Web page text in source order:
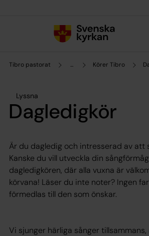
Tibro pastorat ... Körer Tibro
Lyssna
Dagledigkör
Är du dagledig och intresserad av att
Kanske du vill utveckla din
dagledigkören, där alla vuxna är
körvana! Läser du inte noter? Ingen
förmedlas till den som önskar.
Vi sjunger härliga sånger